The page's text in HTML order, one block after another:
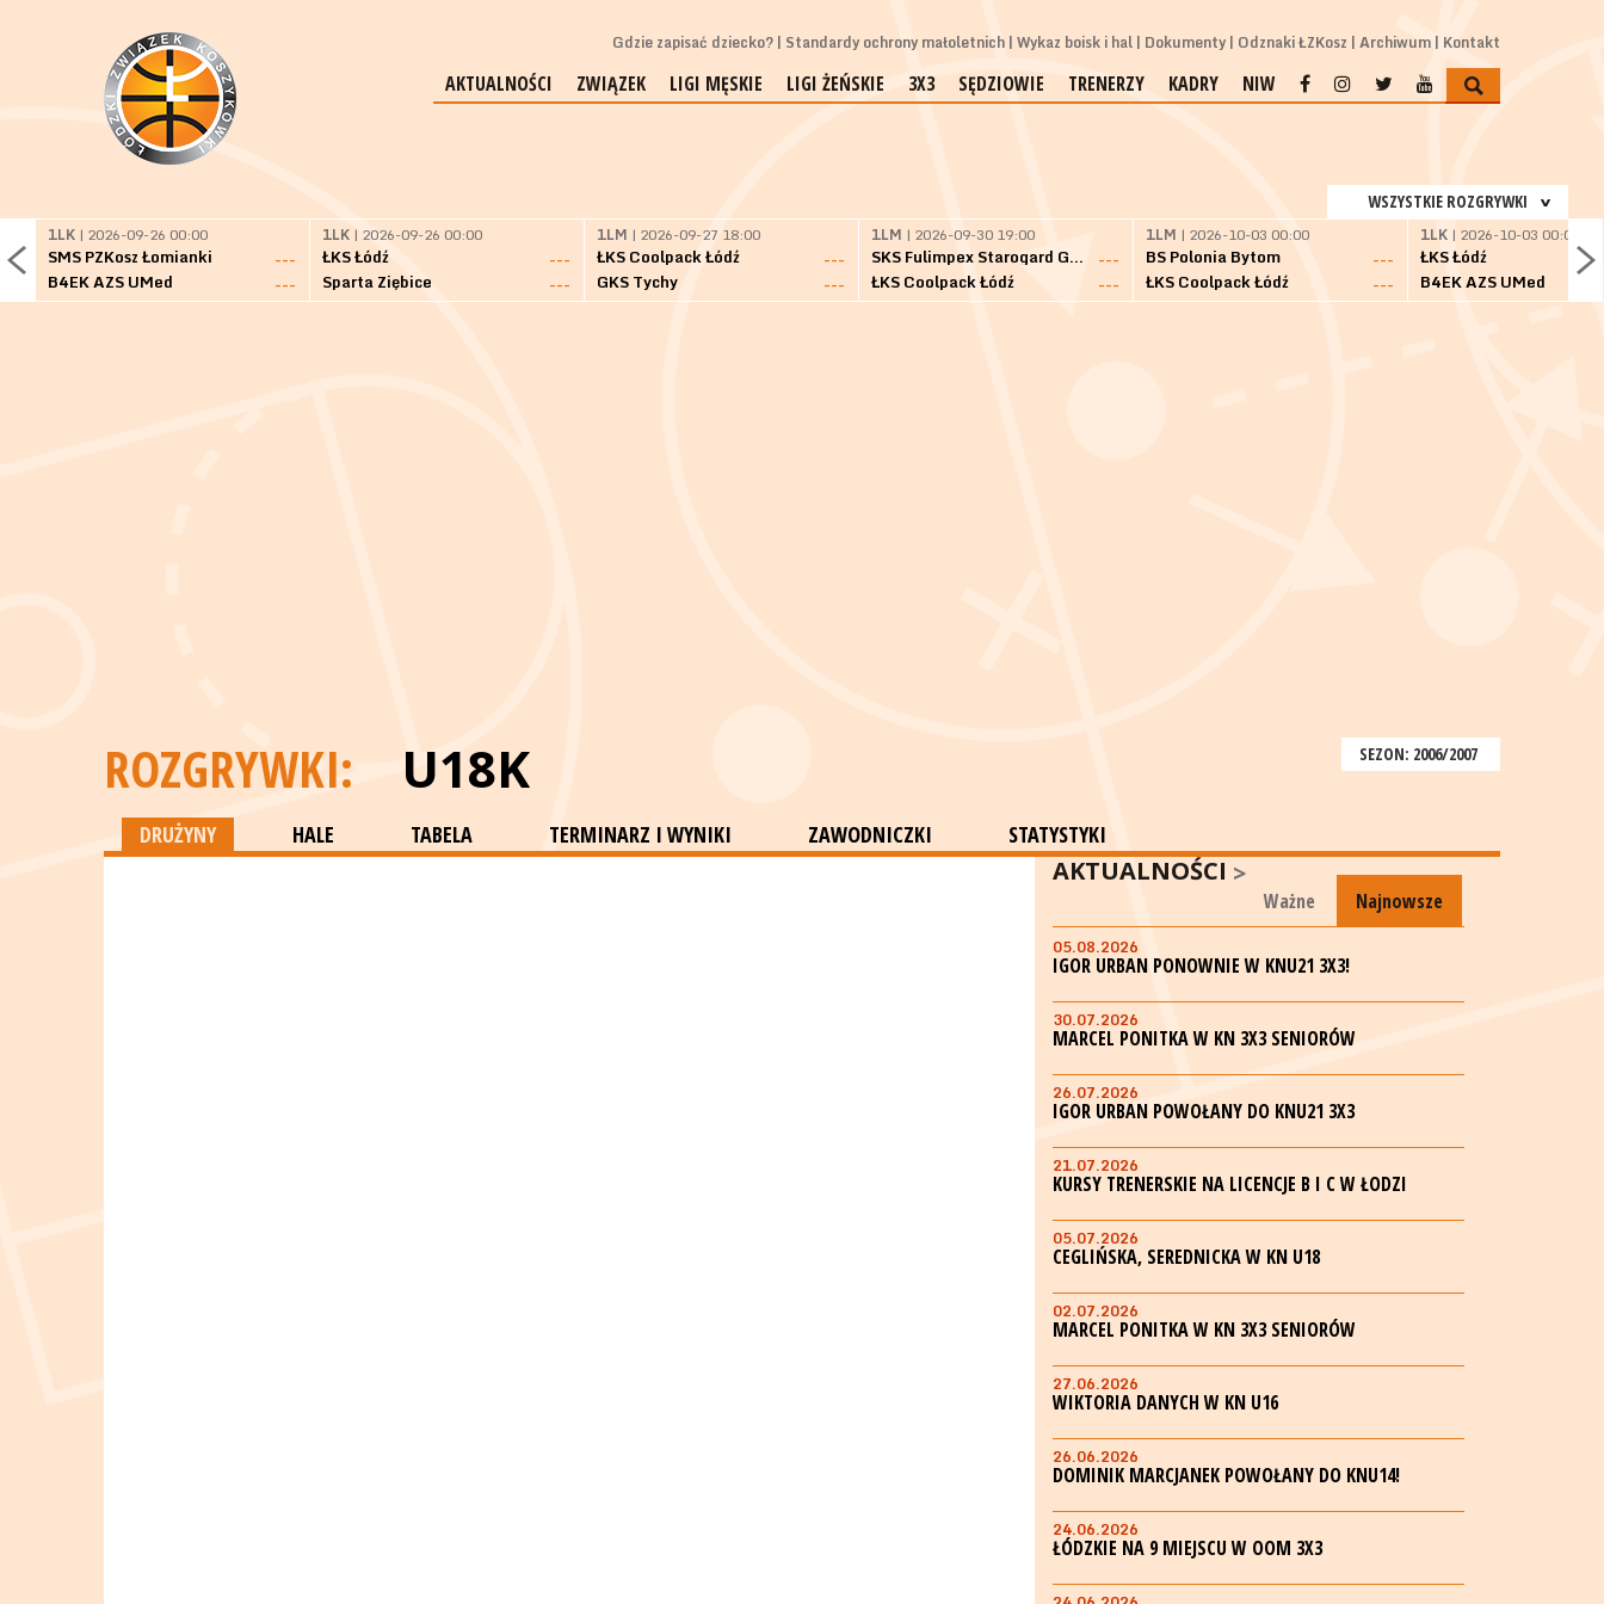
Gdzie zapisać dziecko? Standardy ochrony małoletnich Wykaz boisk i hal Dokumenty Odznaki ŁZKosz Archiwum Kontakt
AKTUALNOŚCI ZWIĄZEK LIGI MĘSKIE LIGI ŻEŃSKIE 3X3 SĘDZIOWIE TRENERZY KADRY NIW
WSZYSTKIE ROZGRYWKI
1LK | 2026-09-26 00:00
SMS PZKosz Łomianki
---
B4EK AZS UMed
---
1LK | 2026-09-26 00:00
ŁKS Łódź
---
Sparta Ziębice
---
1LM | 2026-09-27 18:00
ŁKS Coolpack Łódź
---
GKS Tychy
---
1LM | 2026-09-30 19:00
SKS Fulimpex Starogard Gdański
---
ŁKS Coolpack Łódź
---
1LM | 2026-10-03 00:00
BS Polonia Bytom
---
ŁKS Coolpack Łódź
---
1LK | 2026-10-03 00:00
ŁKS Łódź
B4EK AZS UMed
SEZON: 2006/2007
ROZGRYWKI: U18K
DRUŻYNY HALE TABELA TERMINARZ I WYNIKI ZAWODNICZKI STATYSTYKI
AKTUALNOŚCI
Najnowsze
Ważne
05.08.2026
IGOR URBAN PONOWNIE W KNU21 3X3!
30.07.2026
MARCEL PONITKA W KN 3X3 SENIORÓW
26.07.2026
IGOR URBAN POWOŁANY DO KNU21 3X3
21.07.2026
KURSY TRENERSKIE NA LICENCJE B I C W ŁODZI
05.07.2026
CEGLIŃSKA, SEREDNICKA W KN U18
02.07.2026
MARCEL PONITKA W KN 3X3 SENIORÓW
27.06.2026
WIKTORIA DANYCH W KN U16
26.06.2026
DOMINIK MARCJANEK POWOŁANY DO KNU14!
24.06.2026
ŁÓDZKIE NA 9 MIEJSCU W OOM 3X3